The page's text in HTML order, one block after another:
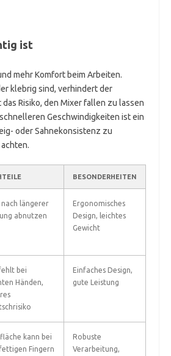
ist
mehr Komfort beim Arbeiten.
klebrig sind, verhindert der
Risiko, den Mixer fallen zu lassen
Geschwindigkeiten ist ein
oder Sahnekonsistenz zu
BESONDERHEITEN
nach längerer
abnutzen
Ergonomisches
Design, leichtes
Gewicht
bei
Händen,
Einfaches Design,
gute Leistung
kann bei
Fingern
Robuste
Verarbeitung,